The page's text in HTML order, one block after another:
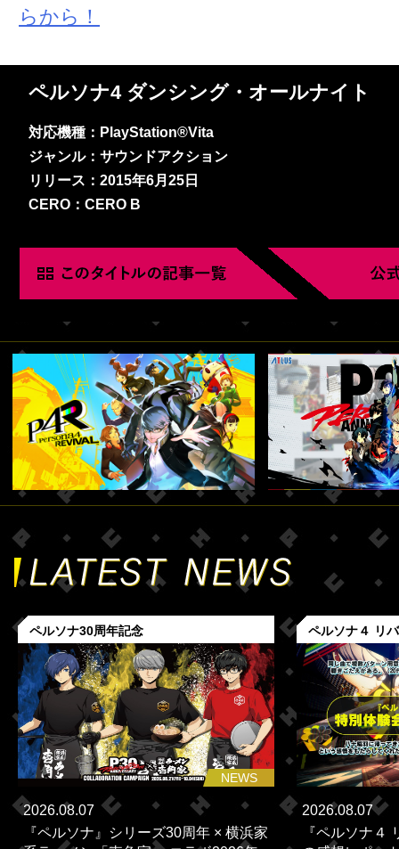
らから！
ペルソナ4 ダンシング・オールナイト
対応機種：PlayStation®Vita
ジャンル：サウンドアクション
リリース：2015年6月25日
CERO：CERO B
ペルソナ30周年記念
NEWS
2026.08.07
『ペルソナ』シリーズ30周年 × 横浜家
ペルソナ４ リ
2026.08.07
『ペルソナ４